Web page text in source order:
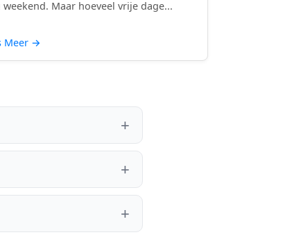
weekend. Maar hoeveel vrije dage...
Meer →